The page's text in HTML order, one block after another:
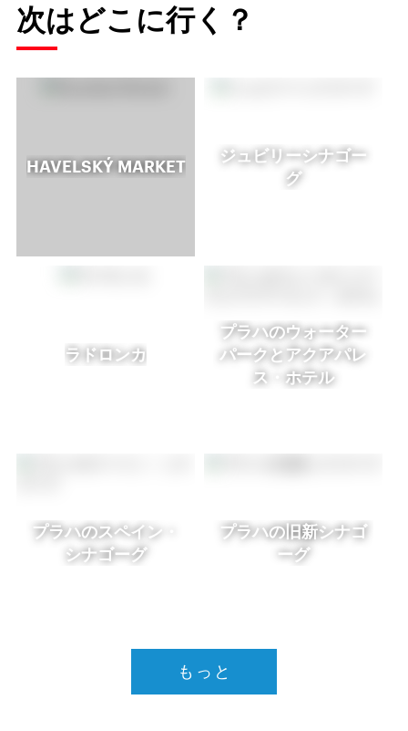
次はどこに行く？
HAVELSKÝ MARKET
ジュビリーシナゴー
グ
ラドロンカ
プラハのウォーター
パークとアクアパレ
ス・ホテル
プラハのスペイン・
シナゴーグ
プラハの旧新シナゴ
ーグ
もっと